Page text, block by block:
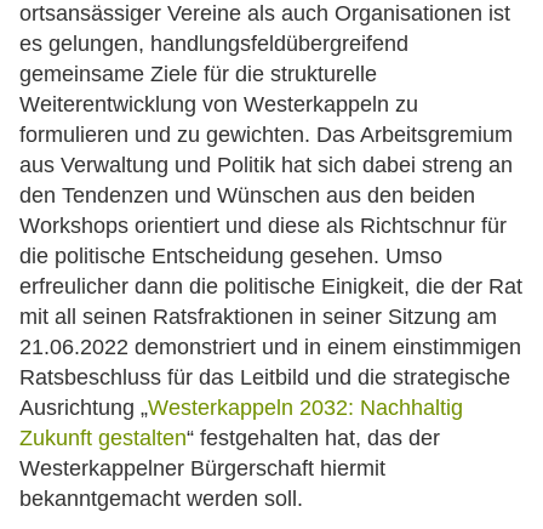
ortsansässiger Vereine als auch Organisationen ist
es gelungen, handlungsfeldübergreifend
gemeinsame Ziele für die strukturelle
Weiterentwicklung von Westerkappeln zu
formulieren und zu gewichten. Das Arbeitsgremium
aus Verwaltung und Politik hat sich dabei streng an
den Tendenzen und Wünschen aus den beiden
Workshops orientiert und diese als Richtschnur für
die politische Entscheidung gesehen. Umso
erfreulicher dann die politische Einigkeit, die der Rat
mit all seinen Ratsfraktionen in seiner Sitzung am
21.06.2022 demonstriert und in einem einstimmigen
Ratsbeschluss für das Leitbild und die strategische
Ausrichtung „Westerkappeln 2032: Nachhaltig
Zukunft gestalten“ festgehalten hat, das der
Westerkappelner Bürgerschaft hiermit
bekanntgemacht werden soll.